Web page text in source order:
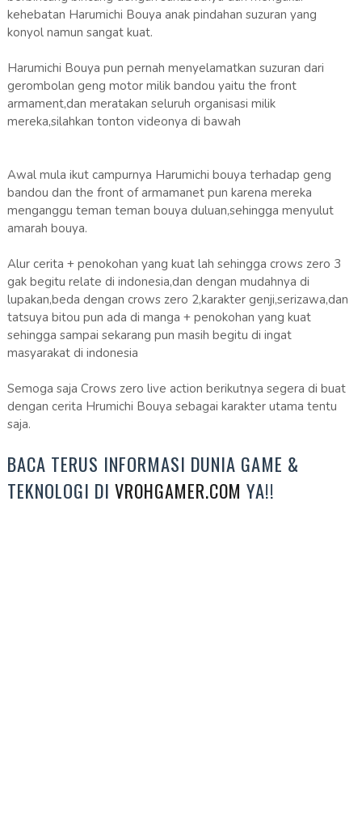
kehebatan Harumichi Bouya anak pindahan suzuran yang
konyol namun sangat kuat.
Harumichi Bouya pun pernah menyelamatkan suzuran dari
gerombolan geng motor milik bandou yaitu the front
armament,dan meratakan seluruh organisasi milik
mereka,silahkan tonton videonya di bawah
Awal mula ikut campurnya Harumichi bouya terhadap geng
bandou dan the front of armamanet pun karena mereka
menganggu teman teman bouya duluan,sehingga menyulut
amarah bouya.
Alur cerita + penokohan yang kuat lah sehingga crows zero 3
gak begitu relate di indonesia,dan dengan mudahnya di
lupakan,beda dengan crows zero 2,karakter genji,serizawa,dan
tatsuya bitou pun ada di manga + penokohan yang kuat
sehingga sampai sekarang pun masih begitu di ingat
masyarakat di indonesia
Semoga saja Crows zero live action berikutnya segera di buat
dengan cerita Hrumichi Bouya sebagai karakter utama tentu
saja.
BACA TERUS INFORMASI DUNIA GAME &
TEKNOLOGI DI VROHGAMER.COM YA!!